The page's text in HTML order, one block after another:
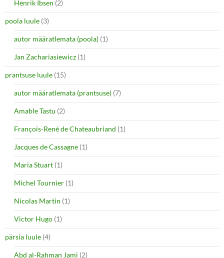
Henrik Ibsen (2)
poola luule (3)
autor määratlemata (poola) (1)
Jan Zachariasiewicz (1)
prantsuse luule (15)
autor määratlemata (prantsuse) (7)
Amable Tastu (2)
François-René de Chateaubriand (1)
Jacques de Cassagne (1)
Maria Stuart (1)
Michel Tournier (1)
Nicolas Martin (1)
Victor Hugo (1)
pärsia luule (4)
Abd al-Rahman Jami (2)